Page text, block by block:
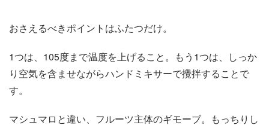
おさえるべきポイントはふたつだけ。
1つは、105度まで温度を上げること。もう1つは、しっか
り空気を含ませながらハンドミキサーで攪拌することで
す。
マシュマロと違い、フルーツ主体のギモーブ。もっちりし